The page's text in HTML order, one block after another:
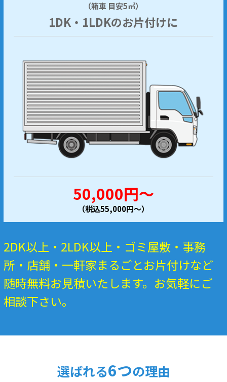
（箱車 目安5㎥）
1DK・1LDKのお片付けに
50,000円～
（税込55,000円～）
2DK以上・2LDK以上・ゴミ屋敷・事務
所・店舗・一軒家まるごとお片付けなど
随時無料お見積いたします。お気軽にご
相談下さい。
選ばれる6つの理由